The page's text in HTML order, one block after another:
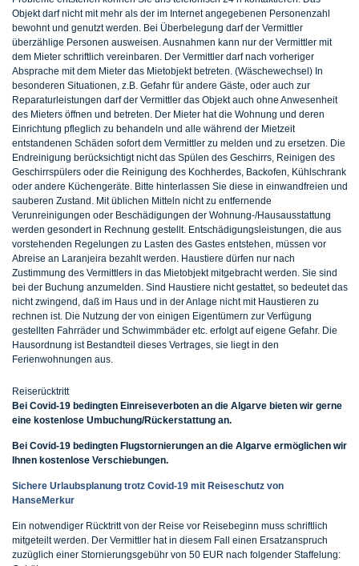
Objekt darf nicht mit mehr als der im Internet angegebenen Personenzahl
bewohnt und genutzt werden. Bei Überbelegung darf der Vermittler
überzählige Personen ausweisen. Ausnahmen kann nur der Vermittler mit
dem Mieter schriftlich vereinbaren. Der Vermittler darf nach vorheriger
Absprache mit dem Mieter das Mietobjekt betreten. (Wäschewechsel) In
besonderen Situationen, z.B. Gefahr für andere Gäste, oder auch zur
Reparaturleistungen darf der Vermittler das Objekt auch ohne Anwesenheit
des Mieters öffnen und betreten. Der Mieter hat die Wohnung und deren
Einrichtung pfleglich zu behandeln und alle während der Mietzeit
entstandenen Schäden sofort dem Vermittler zu melden und zu ersetzen. Die
Endreinigung berücksichtigt nicht das Spülen des Geschirrs, Reinigen des
Geschirrspülers oder die Reinigung des Kochherdes, Backofen, Kühlschrank
oder andere Küchengeräte. Bitte hinterlassen Sie diese in einwandfreien und
sauberen Zustand. Mit üblichen Mitteln nicht zu entfernende
Verunreinigungen oder Beschädigungen der Wohnung-/Hausausstattung
werden gesondert in Rechnung gestellt. Entschädigungsleistungen, die aus
vorstehenden Regelungen zu Lasten des Gastes entstehen, müssen vor
Abreise an Laranjeira bezahlt werden. Haustiere dürfen nur nach
Zustimmung des Vermittlers in das Mietobjekt mitgebracht werden. Sie sind
bei der Buchung anzumelden. Sind Haustiere nicht gestattet, so bedeutet das
nicht zwingend, daß im Haus und in der Anlage nicht mit Haustieren zu
rechnen ist. Die Nutzung der von einigen Eigentümern zur Verfügung
gestellten Fahrräder und Schwimmbäder etc. erfolgt auf eigene Gefahr. Die
Hausordnung ist Bestandteil dieses Vertrages, sie liegt in den
Ferienwohnungen aus.
Reiserücktritt
Bei Covid-19 bedingten Einreiseverboten an die Algarve bieten wir gerne
eine kostenlose Umbuchung/Rückerstattung an.
Bei Covid-19 bedingten Flugstornierungen an die Algarve ermöglichen wir
Ihnen kostenlose Verschiebungen.
Sichere Urlaubsplanung trotz Covid-19 mit Reiseschutz von
HanseMerkur
Ein notwendiger Rücktritt von der Reise vor Reisebeginn muss schriftlich
mitgeteilt werden. Der Vermittler hat in diesem Fall einen Ersatzanspruch
zuzüglich einer Stornierungsgebühr von 50 EUR nach folgender Staffelung: